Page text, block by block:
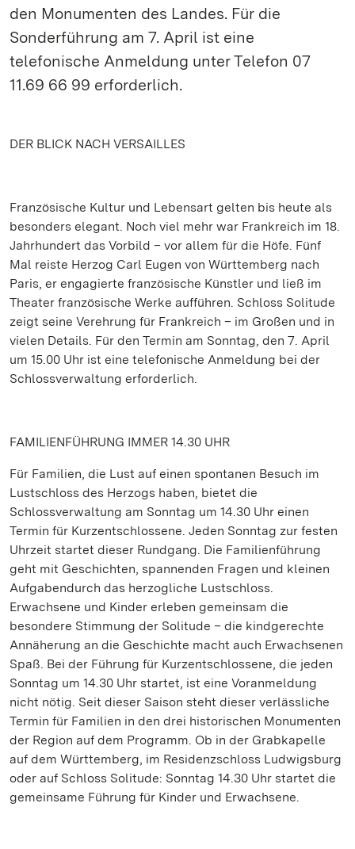
den Monumenten des Landes. Für die
Sonderführung am 7. April ist eine
telefonische Anmeldung unter Telefon 07
11.69 66 99 erforderlich.
DER BLICK NACH VERSAILLES
Französische Kultur und Lebensart gelten bis heute als
besonders elegant. Noch viel mehr war Frankreich im 18.
Jahrhundert das Vorbild – vor allem für die Höfe. Fünf
Mal reiste Herzog Carl Eugen von Württemberg nach
Paris, er engagierte französische Künstler und ließ im
Theater französische Werke aufführen. Schloss Solitude
zeigt seine Verehrung für Frankreich – im Großen und in
vielen Details. Für den Termin am Sonntag, den 7. April
um 15.00 Uhr ist eine telefonische Anmeldung bei der
Schlossverwaltung erforderlich.
FAMILIENFÜHRUNG IMMER 14.30 UHR
Für Familien, die Lust auf einen spontanen Besuch im
Lustschloss des Herzogs haben, bietet die
Schlossverwaltung am Sonntag um 14.30 Uhr einen
Termin für Kurzentschlossene. Jeden Sonntag zur festen
Uhrzeit startet dieser Rundgang. Die Familienführung
geht mit Geschichten, spannenden Fragen und kleinen
Aufgabendurch das herzogliche Lustschloss.
Erwachsene und Kinder erleben gemeinsam die
besondere Stimmung der Solitude – die kindgerechte
Annäherung an die Geschichte macht auch Erwachsenen
Spaß. Bei der Führung für Kurzentschlossene, die jeden
Sonntag um 14.30 Uhr startet, ist eine Voranmeldung
nicht nötig. Seit dieser Saison steht dieser verlässliche
Termin für Familien in den drei historischen Monumenten
der Region auf dem Programm. Ob in der Grabkapelle
auf dem Württemberg, im Residenzschloss Ludwigsburg
oder auf Schloss Solitude: Sonntag 14.30 Uhr startet die
gemeinsame Führung für Kinder und Erwachsene.